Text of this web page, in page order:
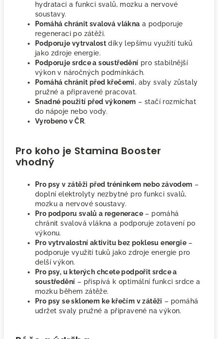
hydrataci a funkci svalů, mozku a nervové
soustavy.
Pomáhá chránit svalová vlákna a podporuje
regeneraci po zátěži.
Podporuje vytrvalost díky lepšímu využití tuků
jako zdroje energie.
Podporuje srdce a soustředění pro stabilnější
výkon v náročných podmínkách.
Pomáhá chránit před křečemi, aby svaly zůstaly
pružné a připravené pracovat.
Snadné použití před výkonem – stačí rozmíchat
do nápoje nebo vody.
Vyrobeno v ČR.
Pro koho je Stamina Booster
vhodný
Pro psy v zátěži před tréninkem nebo závodem –
doplní elektrolyty nezbytné pro funkci svalů,
mozku a nervové soustavy.
Pro podporu svalů a regenerace – pomáhá
chránit svalová vlákna a podporuje zotavení po
výkonu.
Pro vytrvalostní aktivitu bez poklesu energie –
podporuje využití tuků jako zdroje energie pro
delší výkon.
Pro psy, u kterých chcete podpořit srdce a
soustředění – přispívá k optimální funkci srdce a
mozku během zátěže.
Pro psy se sklonem ke křečím v zátěži – pomáhá
udržet svaly pružné a připravené na výkon.